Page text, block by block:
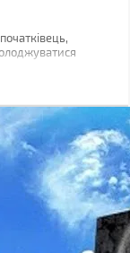
настільні
системи, які
з
ми
система Edifier